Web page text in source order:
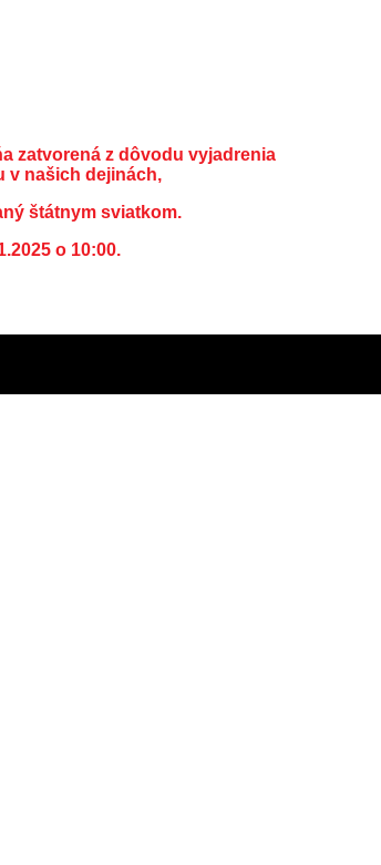
zatvorená z dôvodu vyjadrenia
v našich dejinách,
štátnym sviatkom.
o 10:00.